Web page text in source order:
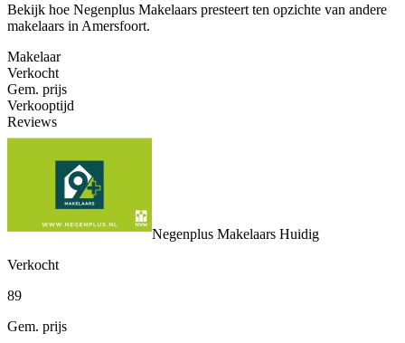
Bekijk hoe Negenplus Makelaars presteert ten opzichte van andere
makelaars in Amersfoort.
Makelaar
Verkocht
Gem. prijs
Verkooptijd
Reviews
Negenplus Makelaars Huidig
Verkocht
89
Gem. prijs